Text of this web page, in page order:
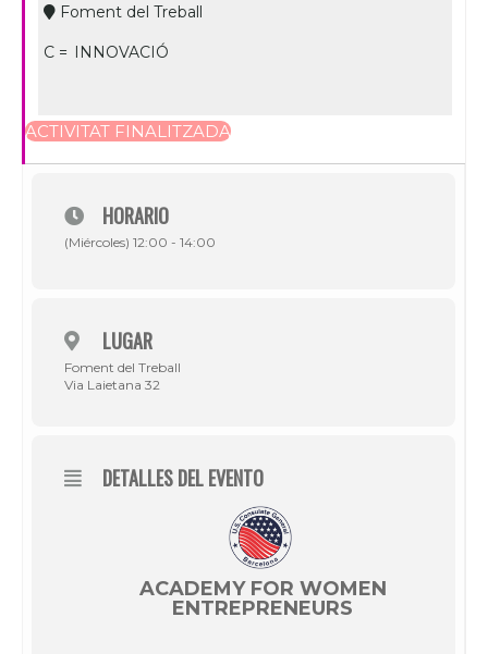
Foment del Treball
C = INNOVACIÓ
ACTIVITAT FINALITZADA
HORARIO
(Miércoles) 12:00 - 14:00
LUGAR
Foment del Treball
Via Laietana 32
DETALLES DEL EVENTO
ACADEMY FOR WOMEN
ENTREPRENEURS